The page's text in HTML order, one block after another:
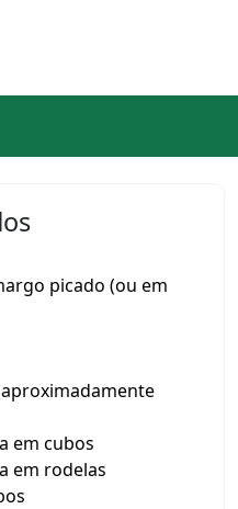
picado (ou em
em cubos
em rodelas